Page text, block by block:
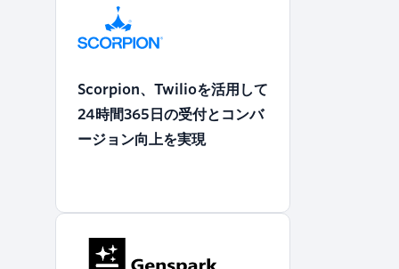
Scorpion、Twilioを活用して
24時間365日の受付とコンバ
ージョン向上を実現